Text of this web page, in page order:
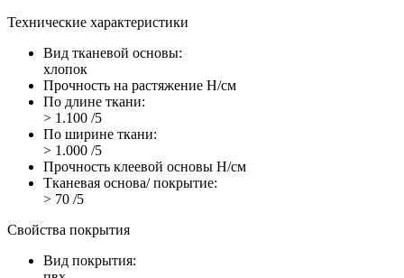
Технические характеристики
Вид тканевой основы:
хлопок
Прочность на растяжение Н/см
По длине ткани:
> 1.100 /5
По ширине ткани:
> 1.000 /5
Прочность клеевой основы Н/см
Тканевая основа/ покрытие:
> 70 /5
Свойства покрытия
Вид покрытия: